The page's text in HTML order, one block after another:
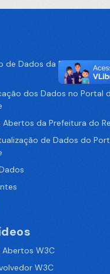
de Dados da Prefeitura
dos Dados no Portal
da Prefeitura do
de Dados do
Abertos W3C
W3C